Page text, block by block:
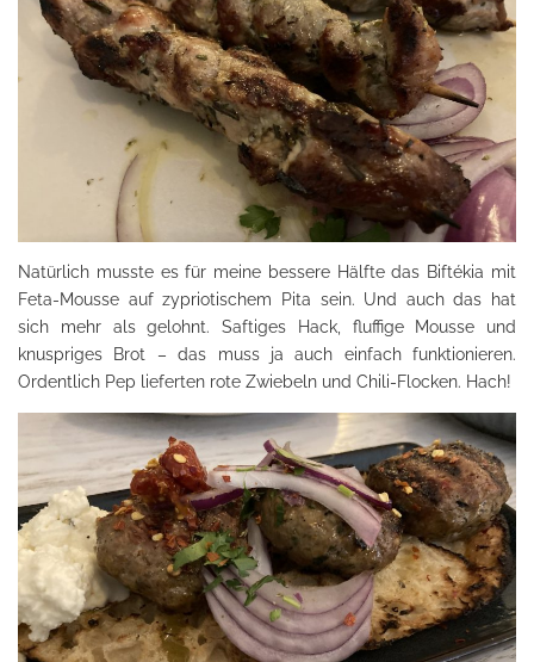
Natürlich musste es für meine bessere Hälfte das Biftékia mit
Feta-Mousse auf zypriotischem Pita sein. Und auch das hat
sich mehr als gelohnt. Saftiges Hack, fluffige Mousse und
knuspriges Brot – das muss ja auch einfach funktionieren.
Ordentlich Pep lieferten rote Zwiebeln und Chili-Flocken. Hach!